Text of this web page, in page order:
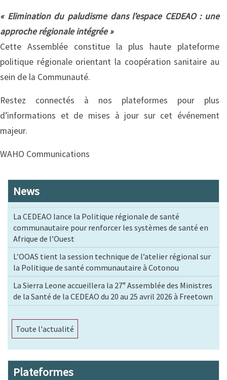
« Elimination du paludisme dans l’espace CEDEAO : une
approche régionale intégrée »
Cette Assemblée constitue la plus haute plateforme
politique régionale orientant la coopération sanitaire au
sein de la Communauté.
Restez connectés à nos plateformes pour plus
d’informations et de mises à jour sur cet événement
majeur.
WAHO Communications
News
La CEDEAO lance la Politique régionale de santé
communautaire pour renforcer les systèmes de santé en
Afrique de l’Ouest
L’OOAS tient la session technique de l’atelier régional sur
la Politique de santé communautaire à Cotonou
La Sierra Leone accueillera la 27ᵉ Assemblée des Ministres
de la Santé de la CEDEAO du 20 au 25 avril 2026 à Freetown
Toute l'actualité
Plateformes